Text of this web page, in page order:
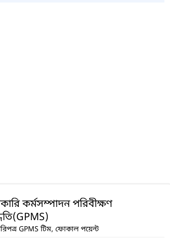
কর্মসম্পাদন পরিবীক্ষণ
GPMS টিম, ফোকাল পয়েন্ট